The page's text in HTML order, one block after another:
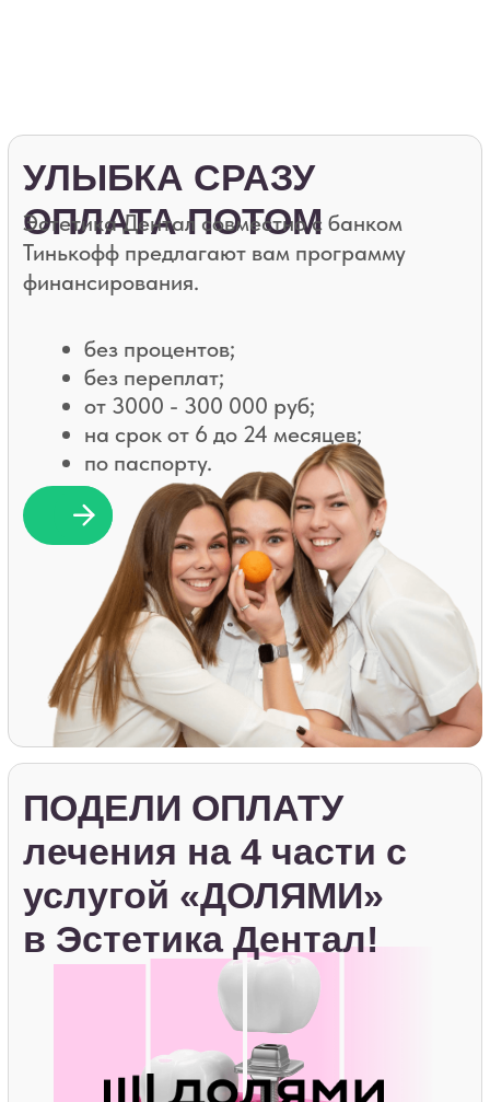
Почему
выбирают нас?
Сильные стоматологи
Заботимся о Вас
К нам
возвращаются
5.0 средняя оценка
отзывов
Записаться на приём
Современное оборудование
Говорит
эксперт
Простая
стоматология